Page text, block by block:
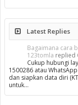
Latest Replies
Bagaimana cara
123tomla replied
Cukup hubungi
1500286 atau
dan siapkan data diri
untuk…